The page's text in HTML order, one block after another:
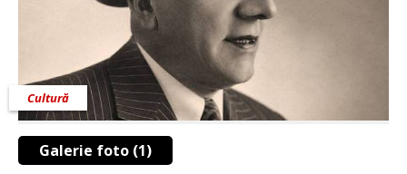
Galerie foto (1)
Cultură